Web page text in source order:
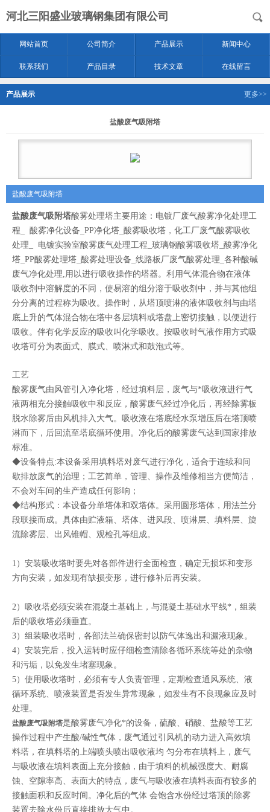
河北三阳盛业玻璃钢集团有限公司
网站首页 公司简介 产品展示 新闻中心
联系我们 产品目录 技术文章 在线留言
产品展示 更多>>
盐酸废气吸附塔
盐酸废气吸附塔
盐酸废气吸附塔酸雾处理塔主要用途：电镀厂废气酸雾净化处理工
程_ 酸雾净化设备_PP净化塔_酸雾吸收塔，化工厂废气酸雾吸收
处理_ 电镀实验室酸雾废气处理工程_玻璃钢酸雾吸收塔_酸雾净化
塔_PP酸雾处理塔_酸雾处理设备_线路板厂废气酸雾处理_各种酸碱
废气净化处理,用以进行吸收操作的塔器。利用气体混合物在液体
吸收剂中溶解度的不同，使易溶的组分溶于吸收剂中，并与其他组
分分离的过程称为吸收。操作时，从塔顶喷淋的液体吸收剂与由塔
底上升的气体混合物在塔中各层填料或塔盘上密切接触，以便进行
吸收。伴有化学反应的吸收叫化学吸收。按吸收时气液作用方式吸
收塔可分为表面式、膜式、喷淋式和鼓泡式等。
工艺
酸雾废气由风管引入净化塔，经过填料层，废气与*吸收液进行气
液两相充分接触吸收中和反应，酸雾废气经过净化后，再经除雾板
脱水除雾后由风机排入大气。吸收液在塔底经水泵增压后在塔顶喷
淋而下，后回流至塔底循环使用。净化后的酸雾废气达到国家排放
标准。
◆设备特点:本设备采用填料塔对废气进行净化，适合于连续和间
歇排放废气的治理；工艺简单，管理、操作及维修相当方便简洁，
不会对车间的生产造成任何影响；
◆结构形式：本设备分单塔体和双塔体。采用圆形塔体，用法兰分
段联接而成。具体由贮液箱、塔体、进风段、喷淋层、填料层、旋
流除雾层、出风锥帽、观检孔等组成。
1）安装吸收塔时要先对各部件进行全面检查，确定无损坏和变形
方向安装，如发现有缺损变形，进行修补后再安装。
2）吸收塔必须安装在混凝土基础上，与混凝土基础水平线*，组装
后的吸收塔必须垂直。
3）组装吸收塔时，各部法兰确保密封以防气体逸出和漏液现象。
4）安装完后，投入运转时应仔细检查清除各循环系统等处的杂物
和污垢，以免发生堵塞现象。
5）使用吸收塔时，必须有专人负责管理，定期检查通风系统、液
循环系统、喷液装置是否发生异常现象，如发生有不良现象应及时
处理。
盐酸废气吸附塔是酸雾废气净化*的设备，硫酸、硝酸、盐酸等工艺
操作过程中产生酸/碱性气体，废气通过引风机的动力进入高效填
料塔，在填料塔的上端喷头喷出吸收液均 匀分布在填料上，废气
与吸收液在填料表面上充分接触，由于填料的机械强度大、耐腐
蚀、空隙率高、表面大的特点，废气与吸收液在填料表面有较多的
接触面积和反应时间。净化后的气体 会饱含水份经过塔顶的除雾
装置去除水份后直接排放大气中。